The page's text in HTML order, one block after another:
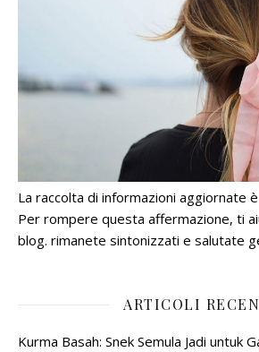
La raccolta di informazioni aggiornate
Per rompere questa affermazione, ti
blog. rimanete sintonizzati e salutate
ARTICOLI
Kurma Basah: Snek Semula Jadi untuk